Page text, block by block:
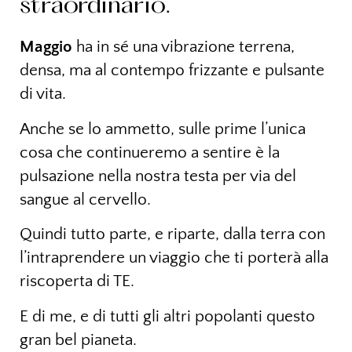
straordinario.
Maggio ha in sé una vibrazione terrena,
densa, ma al contempo frizzante e pulsante
di vita.
Anche se lo ammetto, sulle prime l’unica
cosa che continueremo a sentire è la
pulsazione nella nostra testa per via del
sangue al cervello.
Quindi tutto parte, e riparte, dalla terra con
l’intraprendere un viaggio che ti porterà alla
riscoperta di TE.
E di me, e di tutti gli altri popolanti questo
gran bel pianeta.